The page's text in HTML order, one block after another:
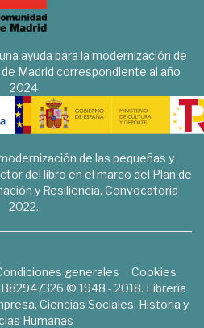
ayuda para la modernización de
Madrid correspondiente al año
2024
de las pequeñas y
del libro en el marco del Plan de
y Resiliencia. Convocatoria
2022.
generales
Cookies
© 1948 - 2018. Librería
Ciencias Sociales, Historia y
Humanas